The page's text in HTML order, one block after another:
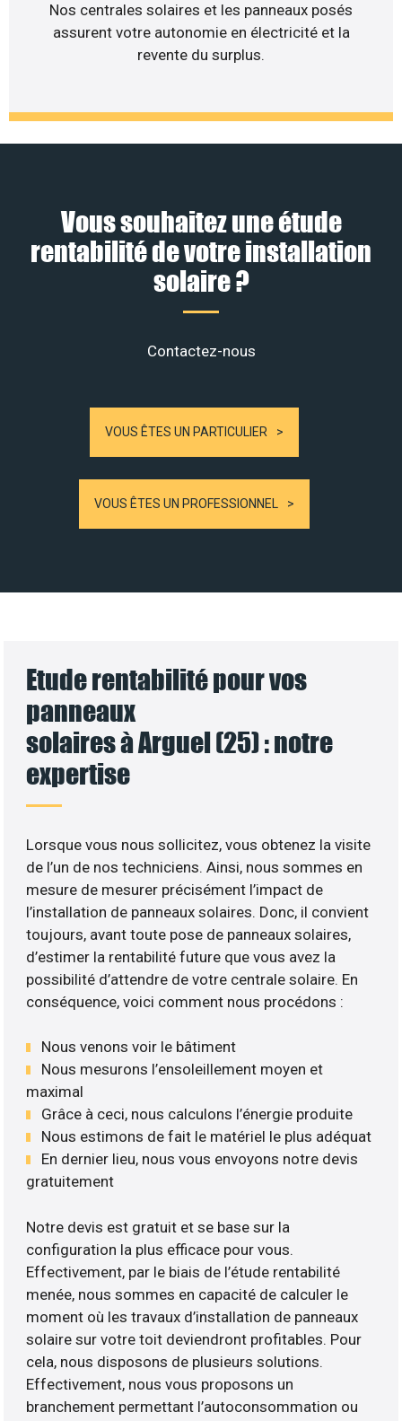
Nos centrales solaires et les panneaux posés
assurent votre autonomie en électricité et la
revente du surplus.
Vous souhaitez une étude
rentabilité de votre installation
solaire ?
Contactez-nous
VOUS ÊTES UN PARTICULIER
VOUS ÊTES UN PROFESSIONNEL
Etude rentabilité pour vos
panneaux
solaires à Arguel (25) : notre
expertise
Lorsque vous nous sollicitez, vous obtenez la visite
de l’un de nos techniciens. Ainsi, nous sommes en
mesure de mesurer précisément l’impact de
l’installation de panneaux solaires. Donc, il convient
toujours, avant toute pose de panneaux solaires,
d’estimer la rentabilité future que vous avez la
possibilité d’attendre de votre centrale solaire. En
conséquence, voici comment nous procédons :
Nous venons voir le bâtiment
Nous mesurons l’ensoleillement moyen et
maximal
Grâce à ceci, nous calculons l’énergie produite
Nous estimons de fait le matériel le plus adéquat
En dernier lieu, nous vous envoyons notre devis
gratuitement
Notre devis est gratuit et se base sur la
configuration la plus efficace pour vous.
Effectivement, par le biais de l’étude rentabilité
menée, nous sommes en capacité de calculer le
moment où les travaux d’installation de panneaux
solaire sur votre toit deviendront profitables. Pour
cela, nous disposons de plusieurs solutions.
Effectivement, nous vous proposons un
branchement permettant l’autoconsommation ou